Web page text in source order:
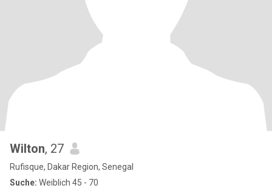
Wilton, 27
Rufisque, Dakar Region, Senegal
Suche: Weiblich 45 - 70